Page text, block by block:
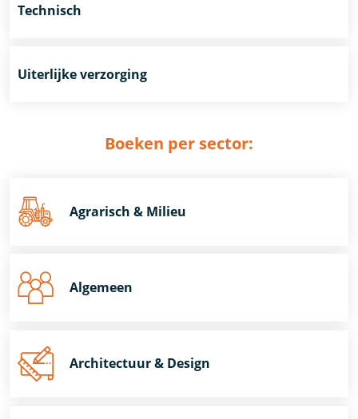
Technisch
Uiterlijke verzorging
Boeken per sector:
Agrarisch & Milieu
Algemeen
Architectuur & Design